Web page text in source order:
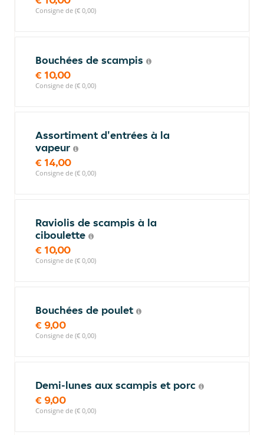
Consigne de (€ 0,00)
Bouchées de scampis
€ 10,00
Consigne de (€ 0,00)
Assortiment d'entrées à la
vapeur
€ 14,00
Consigne de (€ 0,00)
Raviolis de scampis à la
ciboulette
€ 10,00
Consigne de (€ 0,00)
Bouchées de poulet
€ 9,00
Consigne de (€ 0,00)
Demi-lunes aux scampis et porc
€ 9,00
Consigne de (€ 0,00)